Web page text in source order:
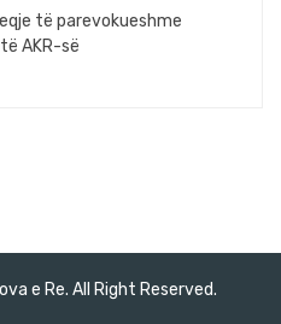
të parevokueshme
AKR-së
e Re. All Right Reserved.